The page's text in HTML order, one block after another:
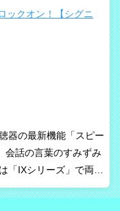
最小AI補聴器」、
ビアが目指している
囲の音の中から、聞き
自然な聞こえ方をで
このシリーズの重要
う考え方 ビビアで
インテリジェンス・オ
います。 これは、AIが
の脳が本来持っている
の自然な処理を助ける
は、相手の声だけでな
ックオン！【シグニ
器の最新機能「スピー
会話の言葉のすみずみ
IXシリーズ」で両耳
ードロックオン機能で